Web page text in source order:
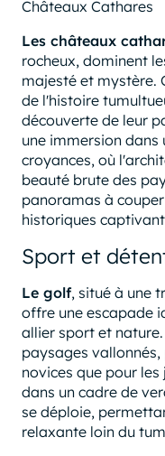
Châteaux Cathares
Les châteaux
rocheux, dominent
majesté et mystère.
de l'histoire
découverte de leur
une immersion
croyances, où
beauté brute des
panoramas à
historiques
Sport et
Le golf, situé à une
offre une escapade
allier sport et
paysages
novices que pour
dans un cadre de
se déploie,
relaxante loin du